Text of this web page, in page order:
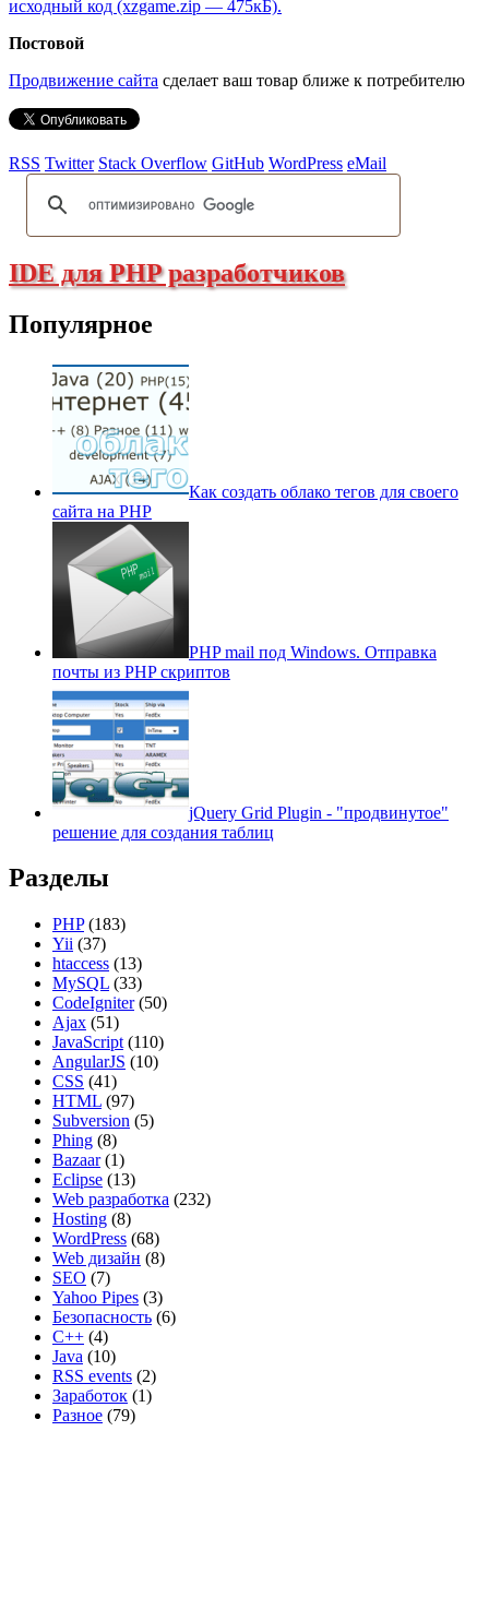
исходный код (xzgame.zip — 475кБ).
Постовой
Продвижение сайта сделает ваш товар ближе к потребителю
RSS Twitter Stack Overflow GitHub WordPress eMail
IDE для PHP разработчиков
Популярное
Как создать облако тегов для своего
сайта на PHP
PHP mail под Windows. Отправка
почты из PHP скриптов
jQuery Grid Plugin - "продвинутое"
решение для создания таблиц
Разделы
PHP(183)
Yii (37)
htaccess (13)
MySQL (33)
CodeIgniter(50)
Ajax (51)
JavaScript (110)
AngularJS (10)
CSS (41)
HTML (97)
Subversion (5)
Phing (8)
Bazaar(1)
Eclipse (13)
Web разработка (232)
Hosting (8)
WordPress (68)
Web дизайн (8)
SEO (7)
Yahoo Pipes (3)
Безопасность (6)
C++ (4)
Java (10)
RSS events (2)
Заработок (1)
Разное (79)